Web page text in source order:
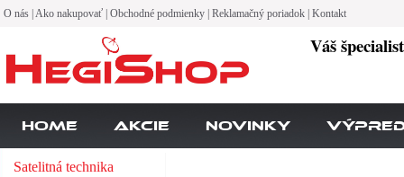
O nás Ako nakupovať Obchodné podmienky Reklamačný poriadok Kontakt
Váš
Home Akcie Novinky
Satelitná technika